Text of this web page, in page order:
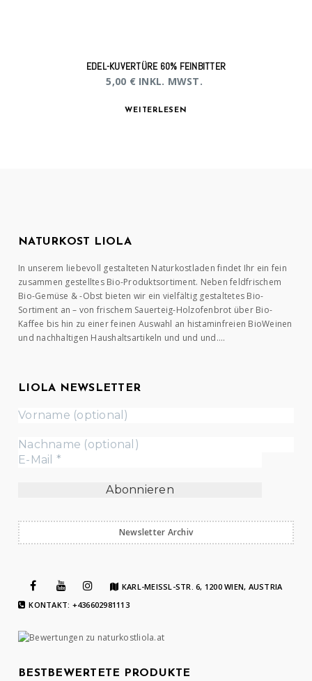
EDEL-KUVERTÜRE 60% FEINBITTER
5,00 € INKL. MWST.
WEITERLESEN
NATURKOST LIOLA
In unserem liebevoll gestalteten Naturkostladen findet Ihr ein fein
zusammen gestelltes Bio-Produktsortiment. Neben feldfrischem
Bio-Gemüse & -Obst bieten wir ein vielfältig gestaltetes Bio-
Sortiment an – von frischem Sauerteig-Holzofenbrot über Bio-
Kaffee bis hin zu einer feinen Auswahl an histaminfreien BioWeinen
und nachhaltigen Haushaltsartikeln und und und….
LIOLA NEWSLETTER
Newsletter Archiv
KARL-MEISSL-STR. 6, 1200 WIEN, AUSTRIA
KONTAKT: +436602981113
BESTBEWERTETE PRODUKTE